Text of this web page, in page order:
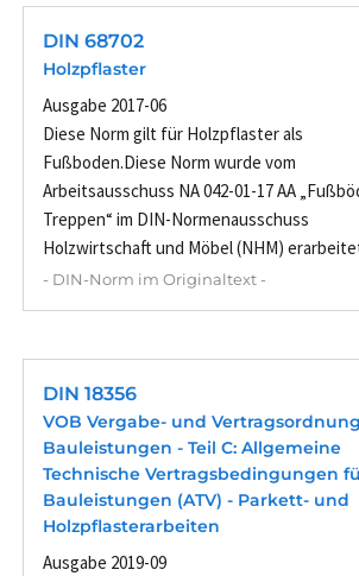
DIN 68702
Holzpflaster
Ausgabe 2017-06
Diese Norm gilt für Holzpflaster als
Fußboden.Diese Norm wurde vom
Arbeitsausschuss NA 042-01-17 AA
Treppen“ im DIN-Normenausschuss
Holzwirtschaft und Möbel (NHM)
- DIN-Norm im Originaltext -
DIN 18356
VOB Vergabe- und
Bauleistungen - Teil C: Allgemeine
Technische Vertragsbedingungen
Bauleistungen (ATV) - Parkett- und
Holzpflasterarbeiten
Ausgabe 2019-09